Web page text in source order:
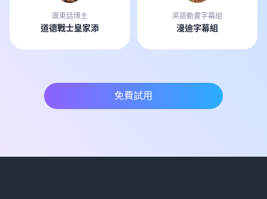
廣東話博主
道德戰士皇家添
英語動畫字幕組
漫迪字幕組
免費試用